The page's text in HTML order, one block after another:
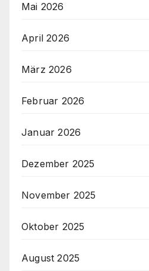
Mai 2026
April 2026
März 2026
Februar 2026
Januar 2026
Dezember 2025
November 2025
Oktober 2025
August 2025